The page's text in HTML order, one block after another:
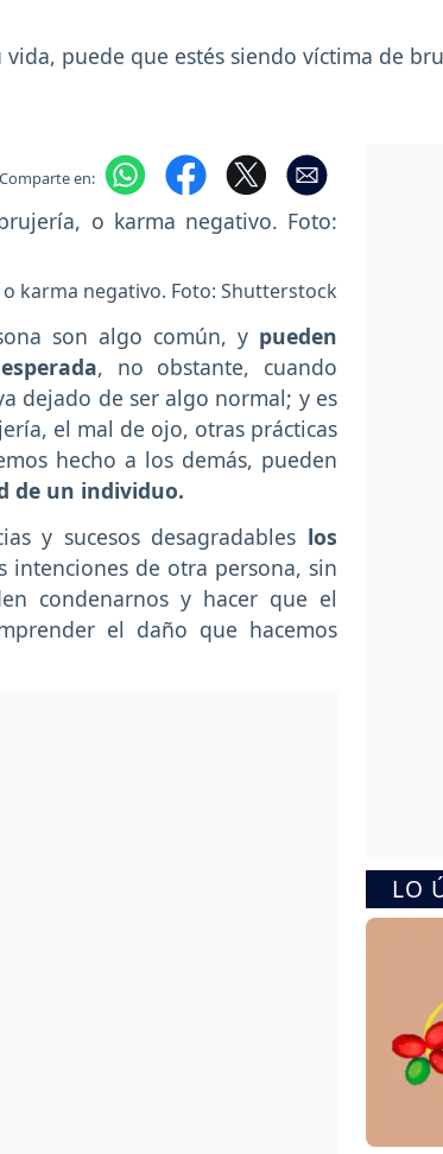
puede que estés siendo víctima de
Comparte en:
karma negativo. Foto: Shutterstock
son algo común, y pueden
, no obstante, cuando
dejado de ser algo normal; y es
el mal de ojo, otras prácticas
hecho a los demás, pueden
de un individuo.
y sucesos desagradables los
intenciones de otra persona, sin
condenarnos y hacer que el
el daño que hacemos
LO